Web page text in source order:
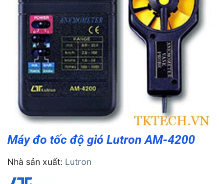
Máy đo tốc độ gió Lutron AM-4200
Nhà sản xuất: Lutron